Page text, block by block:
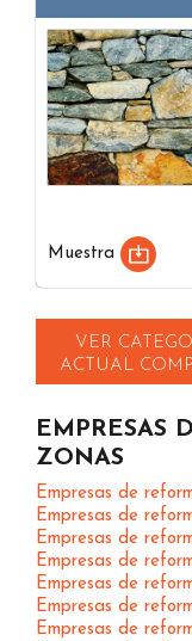
Muestra
VER
ACTUAL
EMPRESAS
ZONAS
Empresas de
Empresas de
Empresas de
Empresas de
Empresas de
Empresas de
Empresas de